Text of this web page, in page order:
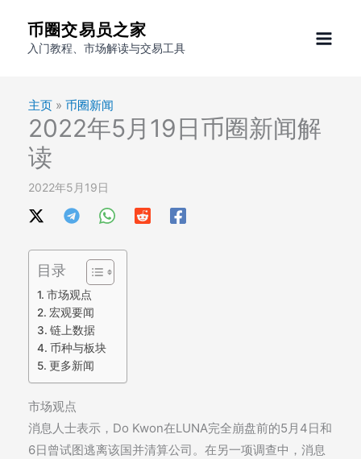
币圈交易员之家
入门教程、市场解读与交易工具
主页 » 币圈新闻
2022年5月19日币圈新闻解
读
2022年5月19日
目录
市场观点
宏观要闻
链上数据
币种与板块
更多新闻
市场观点
消息人士表示，Do Kwon在LUNA完全崩盘前的5月4日和
6日曾试图逃离该国并清算公司。在另一项调查中，消息